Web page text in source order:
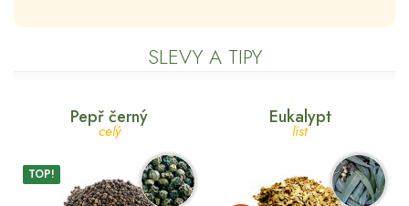
SLEVY A TIPY
Pepř černý
celý
TOP!
Eukalypt
list